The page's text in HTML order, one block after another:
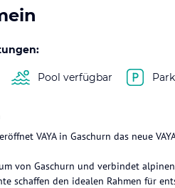
Pool verfügbar
VAYA in Gaschurn das neue
von Gaschurn und verbindet
schaffen den idealen Rahmen für